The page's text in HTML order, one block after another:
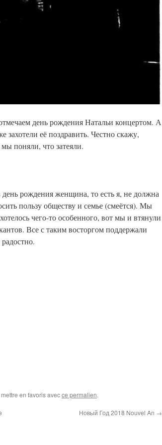
день рождения Натальи концертом. А
её поздравить. Честно скажу,
поняли, что затеяли.
рождения женщина, то есть я, не должна
пользу обществу и семье (смеётся). Мы
чего-то особенного, вот мы и втянули
Все с таким восторгом поддержали
en favoris avecce permalien.
Новый Год 2018 Nouvel An →